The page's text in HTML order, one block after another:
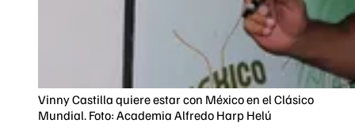
Vinny Castilla quiere estar con México en el Clásico
Mundial. Foto: Academia Alfredo Harp Helú